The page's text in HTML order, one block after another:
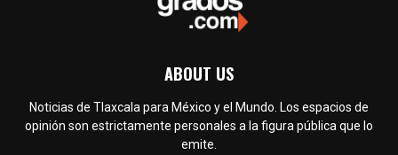
ABOUT US
Noticias de Tlaxcala para México y el Mundo. Los espacios de
opinión son estrictamente personales a la figura pública que lo
emite.